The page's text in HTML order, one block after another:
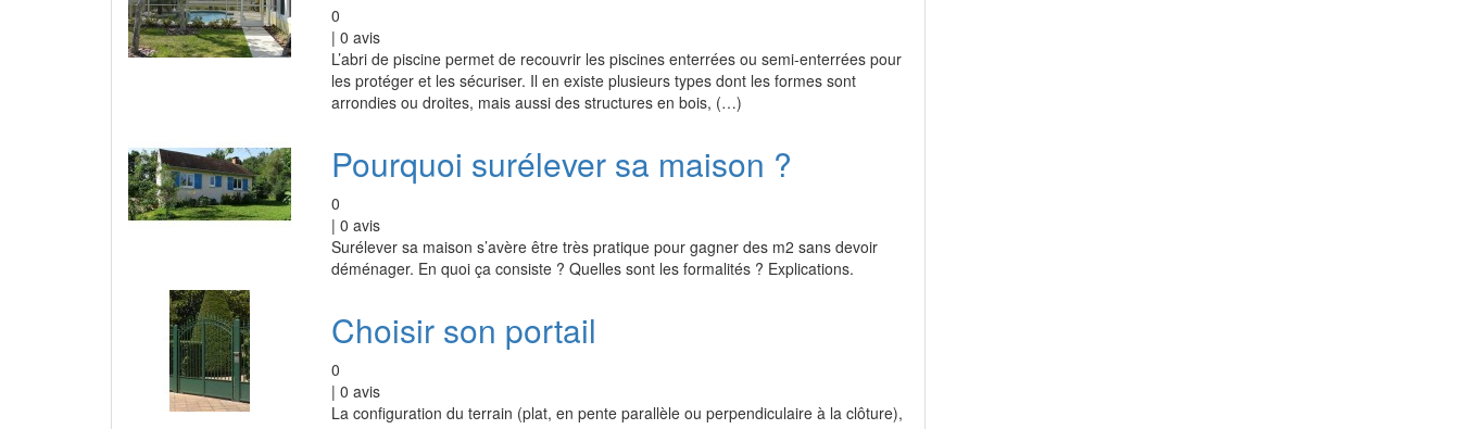
0
| 0 avis
L’abri de piscine permet de recouvrir les piscines enterrées ou semi-enterrées pour
les protéger et les sécuriser. Il en existe plusieurs types dont les formes sont
arrondies ou droites, mais aussi des structures en bois, (…)
Pourquoi surélever sa maison ?
0
| 0 avis
Surélever sa maison s’avère être très pratique pour gagner des m2 sans devoir
déménager. En quoi ça consiste ? Quelles sont les formalités ? Explications.
Choisir son portail
0
| 0 avis
La configuration du terrain (plat, en pente parallèle ou perpendiculaire à la clôture),